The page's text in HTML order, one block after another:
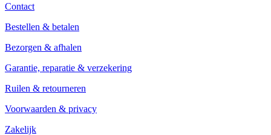
Contact
Bestellen & betalen
Bezorgen & afhalen
Garantie, reparatie & verzekering
Ruilen & retourneren
Voorwaarden & privacy
Zakelijk